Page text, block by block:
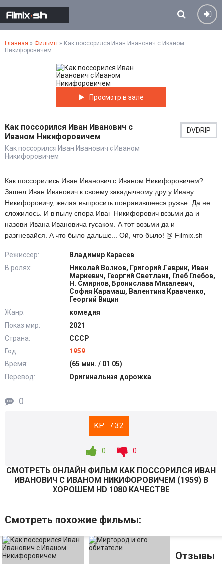
Главная » Фильмы » Как поссорился Иван Иванович с Иваном
Никифоровичем
Просмотр в зале
Как поссорился Иван Иванович с
Иваном Никифоровичем
Как поссорился Иван Иванович с Иваном
Никифоровичем
DVDRIP
Как поссорились Иван Иванович с Иваном Никифоровичем?
Зашел Иван Иванович к своему закадычному другу Ивану
Никифоровичу, желая выпросить понравившееся ружье. Да не
сложилось. И в пылу спора Иван Никифорович возьми да и
назови Ивана Ивановича гусаком. А тот возьми да и
разгневайся. А что было дальше... Ой, что было! @ Filmix.sh
Режиссер:
Владимир Карасев
В ролях:
Николай Волков, Григорий Лаврик, Иван
Маркевич, Георгий Светлани, Глеб Глебов,
Н. Смирнов, Бронислава Михалевич,
София Карамаш, Валентина Кравченко,
Георгий Вицин
Жанр:
комедия
Показ мир:
2021
Страна:
СССР
Год:
1959
Время:
(65 мин. / 01:05)
Перевод:
Оригинальная дорожка
0
7.32
0 0
СМОТРEТЬ ОНЛАЙН ФИЛЬМ КАК ПОССОРИЛСЯ ИВАН
ИВАНОВИЧ С ИВАНОМ НИКИФОРОВИЧЕМ (1959) В
ХОРОШЕМ HD 1080 КАЧЕСТВЕ
Смотрeть похожие фильмы:
Отзывы